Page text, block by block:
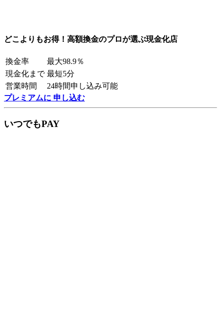
どこよりもお得！高額換金のプロが選ぶ現金化店
換金率
最大98.9％
現金化まで 最短5分
営業時間
24時間申し込み可能
プレミアムに 申し込む
いつでもPAY